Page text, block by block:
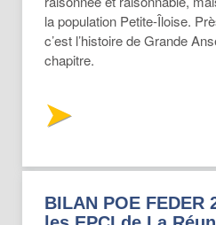
la population Petite-Îloise.
c’est l’histoire de Grande
chapitre.
BILAN POE FEDER